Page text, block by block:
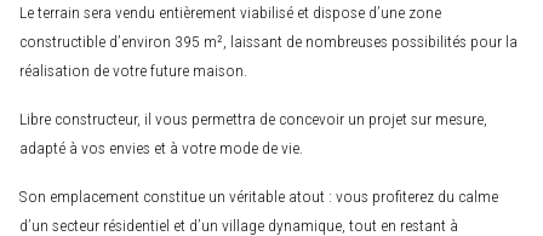
Le terrain sera vendu entièrement viabilisé et dispose d’une zone
constructible d’environ 395 m², laissant de nombreuses possibilités pour la
réalisation de votre future maison.
Libre constructeur, il vous permettra de concevoir un projet sur mesure,
adapté à vos envies et à votre mode de vie.
Son emplacement constitue un véritable atout : vous profiterez du calme
d’un secteur résidentiel et d’un village dynamique, tout en restant à